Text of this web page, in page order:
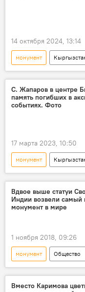
14 октября 2024, 13:14
монумент
Бишкек
дружба
С. Жапаров в центре
память погибших в
событиях. Фото
17 марта 2023, 10:50
монумент
Аксыйские события
память
цветы
Вдвое выше статуи
Индии возвели самый
монумент в мире
1 ноября 2018, 09:26
монумент Общество
В мире
Индия
Вместо Каримова